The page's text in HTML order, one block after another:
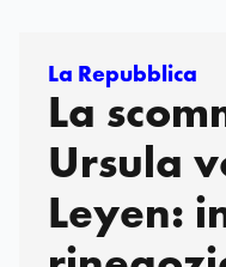
La Repubblica
La
Ursula
Leyen: